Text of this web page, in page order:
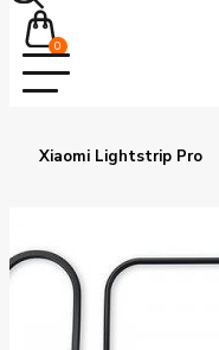
0
Xiaomi Lightstrip Pro